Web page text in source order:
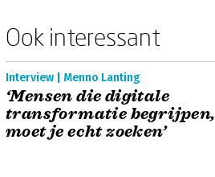
Ook interessant
Interview | Menno Lanting
‘Mensen die digitale
transformatie begrijpen,
moet je echt zoeken’